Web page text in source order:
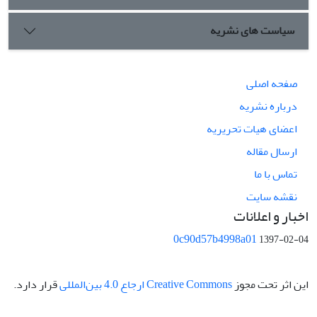
سیاست های نشریه
صفحه اصلی
درباره نشریه
اعضای هیات تحریریه
ارسال مقاله
تماس با ما
نقشه سایت
اخبار و اعلانات
0c90d57b4998a011397-02-04
این اثر تحت مجوز Creative Commons ارجاع 4.0 بین‌المللی قرار دارد.